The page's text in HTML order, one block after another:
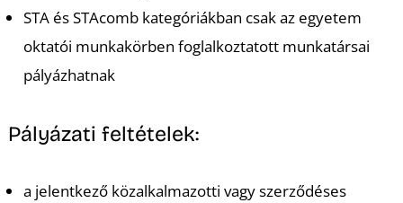
STA és STAcomb kategóriákban csak az egyetem
oktatói munkakörben foglalkoztatott munkatársai
pályázhatnak
Pályázati feltételek:
a jelentkező közalkalmazotti vagy szerződéses